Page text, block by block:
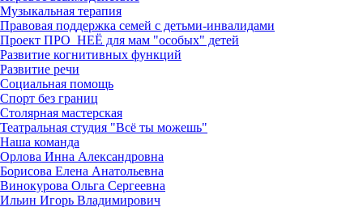
Музыкальная терапия
Правовая поддержка семей с детьми-инвалидами
Проект ПРО_НЕЁ для мам "особых" детей
Развитие когнитивных функций
Развитие речи
Социальная помощь
Спорт без границ
Столярная мастерская
Театральная студия "Всё ты можешь"
Наша команда
Орлова Инна Александровна
Борисова Елена Анатольевна
Винокурова Ольга Сергеевна
Ильин Игорь Владимирович